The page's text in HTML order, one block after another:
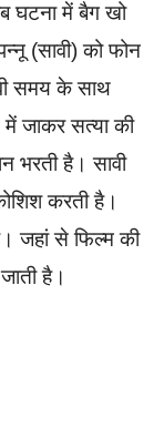
घटना में बैग खो
(सावी) को फोन
समय के साथ
में जाकर सत्या की
भरती है। सावी
करती है।
जहां से फिल्म की
है।